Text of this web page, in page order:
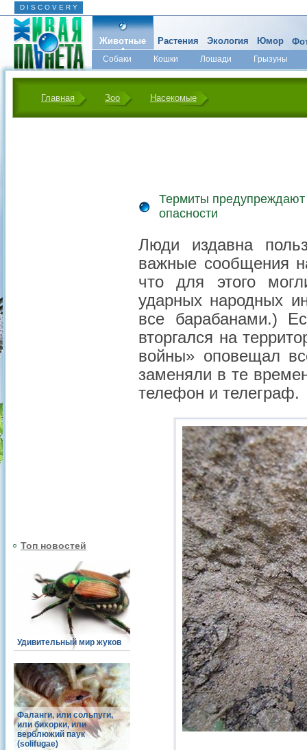
D I S C O V E R Y
Животные
Собаки Кошки Лошади
Грызуны
Микромир
Растения Экология Юмор
Главная Зоо Насекомые
Топ новостей
Удивительный мир жуков
Фаланги, или сольпуги,
или бихорки, или
верблюжий паук
(solifugae)
Термиты предупреждают
опасности
Люди издавна
важные сообщения
что для этого
ударных народных
все барабанами.)
вторгался на
войны» оповещал
заменяли в те
телефон и телеграф.